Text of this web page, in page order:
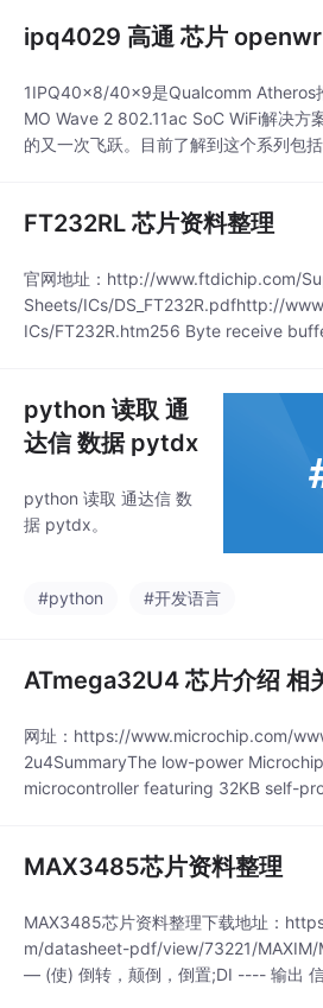
ipq4029 高通
1IPQ40x8/40×9是Qualcomm Atheros
MO Wave 2 802.11ac SoC WiFi解决方
的又一次飞跃。目前了解到这个系列包
FT232RL 芯片资料整理
官网地址：http://www.ftdichip.com/
Sheets/ICs/DS_FT232R.pdfhttp://
ICs/FT232R.htm256 Byte receive
python 读取 通
达信 数据 pytdx
python 读取 通达信 数
据 pytdx。
#python #开发语言
网址：https://www.microchip.com/
2u4SummaryThe low-power
microcontroller featuring 32KB self-
MAX3485芯片资料整理
MAX3485芯片资料整理下载地址：
m/datasheet-pdf/view/73221/
— (使) 倒转，颠倒，倒置;DI ---- 输出